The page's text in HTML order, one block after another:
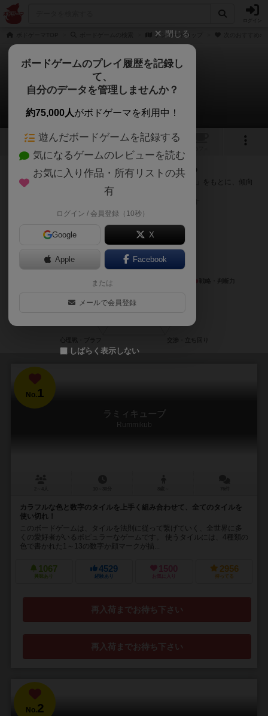
ナンバードロップ
ナンバードロップ
次のおすすめボードゲーム
1
『ナンバードロップ』が好きな方へのおすすめ
このゲームのトップページで投票された「プレイ感の評価」をもとに、傾向
が近いボードゲームをランキング形式で紹介します。
No.1
ラミィキューブ
Rummikub
カラフルな色と数字のタイルを上手く組み合わせて、全てのタイルを
使い切れ！
このボードゲームは、タイルを法則に従って繋げていく、全世界に多
くの愛好者がいるポピュラーなゲームです。 使うタイルには、4種類の
色で書かれた1～13の数字か顔マークが描...
1067
興味あり
4529
経験あり
1500
お気に入り
2956
持ってる
再入荷までお待ち下さい
再入荷までお待ち下さい
No.2
閉じる
ボードゲームのプレイ履歴を記録し
て、
自分のデータを管理しませんか？
約75,000人がボドゲーマを利用中！
遊んだボードゲームを記録する
気になるゲームのレビューを読む
お気に入り作品・所有リストの共
有
ログイン / 会員登録（10秒）
Google X
Apple Facebook
または
メールで会員登録
しばらく表示しない